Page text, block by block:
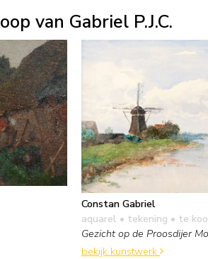
van Gabriel P.J.C.
Constan Gabriel
aquarel • tekening • te
Gezicht op de Proosdijer
bekijk kunstwerk